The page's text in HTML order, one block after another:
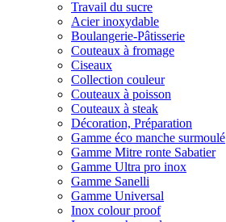
Travail du sucre
Acier inoxydable
Boulangerie-Pâtisserie
Couteaux à fromage
Ciseaux
Collection couleur
Couteaux à poisson
Couteaux à steak
Décoration, Préparation
Gamme éco manche surmoulé
Gamme Mitre ronte Sabatier
Gamme Ultra pro inox
Gamme Sanelli
Gamme Universal
Inox colour proof